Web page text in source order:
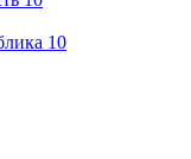
10